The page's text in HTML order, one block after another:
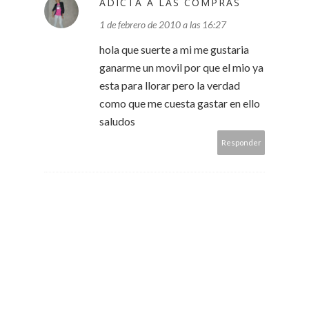
1 de febrero de 2010 a las 16:27
hola que suerte a mi me gustaria
ganarme un movil por que el mio ya
esta para llorar pero la verdad
como que me cuesta gastar en ello
saludos
Responder